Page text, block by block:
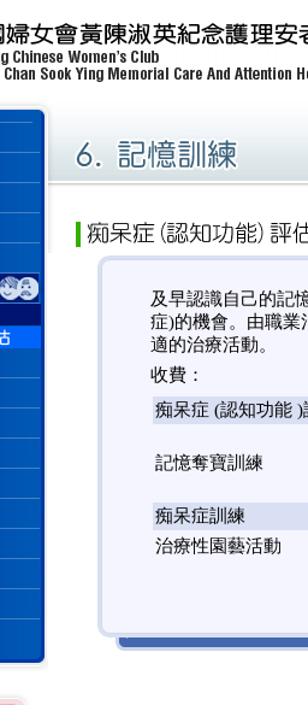
及早認識自己的記
症)的機會。由職業
適的治療活動。
收費：
痴呆症 (認知功能 )
記憶奪寶訓練
痴呆症訓練
治療性園藝活動